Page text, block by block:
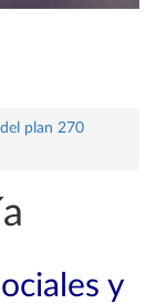
plan 270
y